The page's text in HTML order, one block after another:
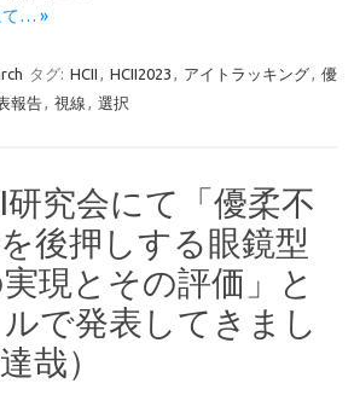
て… »
タグ: HCII , HCII2023 , アイトラッキング, 優
報告, 視線 , 選択
研究会にて「優柔不
後押しする眼鏡型
現とその評価」と
で発表してきまし
哉）